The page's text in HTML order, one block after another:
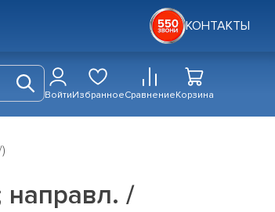
КОНТАКТЫ
ВойтиИзбранноеСравнениеКорзина
направл. /